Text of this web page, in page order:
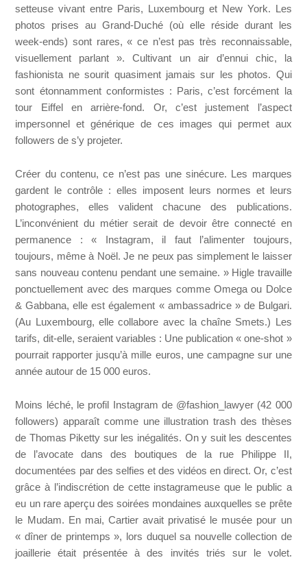
setteuse vivant entre Paris, Luxembourg et New York. Les
photos prises au Grand-Duché (où elle réside durant les
week-ends) sont rares, « ce n’est pas très reconnaissable,
visuellement parlant ». Cultivant un air d’ennui chic, la
fashionista ne sourit quasiment jamais sur les photos. Qui
sont étonnamment conformistes : Paris, c’est forcément la
tour Eiffel en arrière-fond. Or, c’est justement l’aspect
impersonnel et générique de ces images qui permet aux
followers de s’y projeter.
Créer du contenu, ce n’est pas une sinécure. Les marques
gardent le contrôle : elles imposent leurs normes et leurs
photographes, elles valident chacune des publications.
L’inconvénient du métier serait de devoir être connecté en
permanence : « Instagram, il faut l’alimenter toujours,
toujours, même à Noël. Je ne peux pas simplement le laisser
sans nouveau contenu pendant une semaine. » Higle travaille
ponctuellement avec des marques comme Omega ou Dolce
& Gabbana, elle est également « ambassadrice » de Bulgari.
(Au Luxembourg, elle collabore avec la chaîne Smets.) Les
tarifs, dit-elle, seraient variables : Une publication « one-shot »
pourrait rapporter jusqu’à mille euros, une campagne sur une
année autour de 15 000 euros.
Moins léché, le profil Instagram de @fashion_lawyer (42 000
followers) apparaît comme une illustration trash des thèses
de Thomas Piketty sur les inégalités. On y suit les descentes
de l’avocate dans des boutiques de la rue Philippe II,
documentées par des selfies et des vidéos en direct. Or, c’est
grâce à l’indiscrétion de cette instagrameuse que le public a
eu un rare aperçu des soirées mondaines auxquelles se prête
le Mudam. En mai, Cartier avait privatisé le musée pour un
« dîner de printemps », lors duquel sa nouvelle collection de
joaillerie était présentée à des invités triés sur le volet.